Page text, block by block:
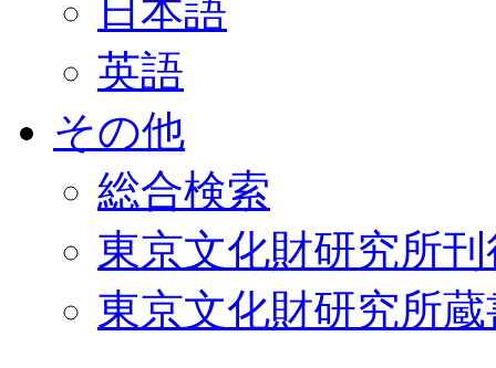
日本語
英語
その他
総合検索
東京文化財研究所
東京文化財研究所